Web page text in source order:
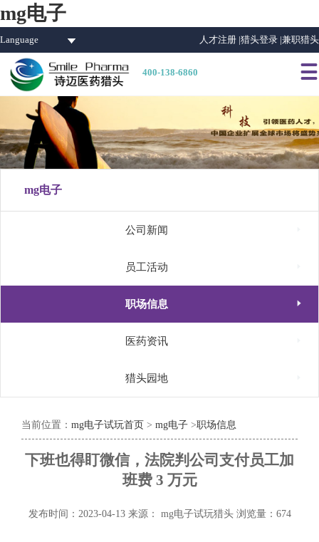
mg电子
Language 人才注册 |猎头登录 |兼职猎头
400-138-6860 
mg电子
公司新闻
员工活动
职场信息 
医药资讯
猎头园地
当前位置： mg电子试玩首页 > mg电子 >职场信息
下班也得盯微信，法院判公司支付员工加
班费 3 万元
发布时间：2023-04-13 来源： mg电子试玩猎头 浏览量：674